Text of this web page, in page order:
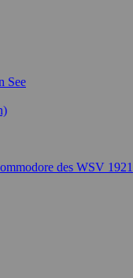
See
des WSV 1921